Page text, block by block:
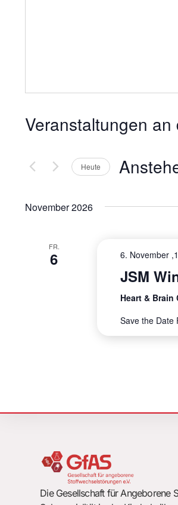
Veranstaltungen
Heute
a
w
ä
h
l
November 2026
FR.
6 6. November
JSM
Heart & Brain
Save the Date
Die Gesellschaft für Angeborene